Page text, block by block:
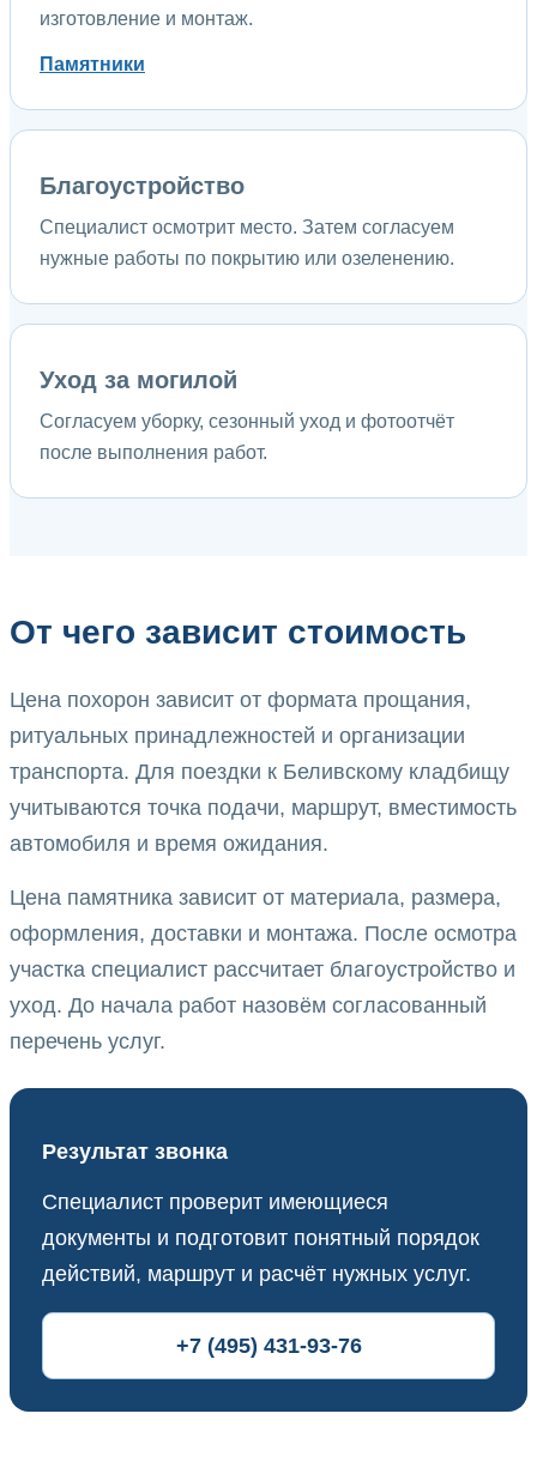
изготовление и монтаж.
Памятники
Благоустройство
Специалист осмотрит место. Затем согласуем
нужные работы по покрытию или озеленению.
Уход за могилой
Согласуем уборку, сезонный уход и фотоотчёт
после выполнения работ.
От чего зависит стоимость
Цена похорон зависит от формата прощания,
ритуальных принадлежностей и организации
транспорта. Для поездки к Беливскому кладбищу
учитываются точка подачи, маршрут, вместимость
автомобиля и время ожидания.
Цена памятника зависит от материала, размера,
оформления, доставки и монтажа. После осмотра
участка специалист рассчитает благоустройство и
уход. До начала работ назовём согласованный
перечень услуг.
Результат звонка
Специалист проверит имеющиеся
документы и подготовит понятный порядок
действий, маршрут и расчёт нужных услуг.
+7 (495) 431-93-76